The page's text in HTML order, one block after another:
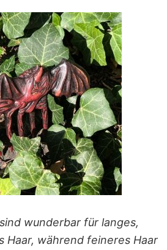
wunderbar für langes,
Haar, während feineres Haar